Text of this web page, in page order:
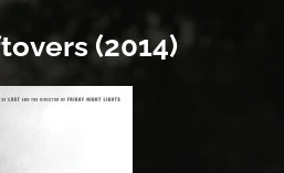
(2014)